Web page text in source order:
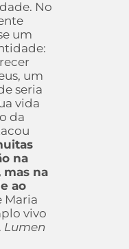
No
um
um
seria
vida
da
na
mas na
ao
Maria
vivo
Lumen